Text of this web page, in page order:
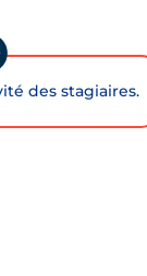
des stagiaires.